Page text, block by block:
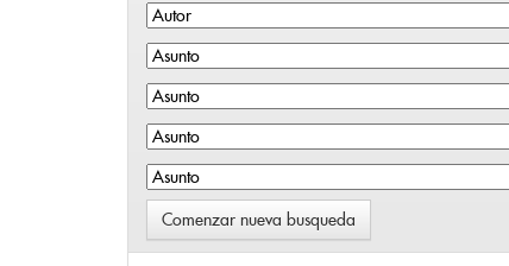
Comenzar nueva busqueda